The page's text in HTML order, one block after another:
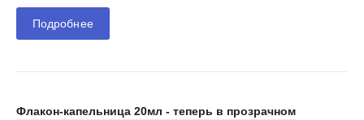
Подробнее
Флакон-капельница 20мл - теперь в прозрачном